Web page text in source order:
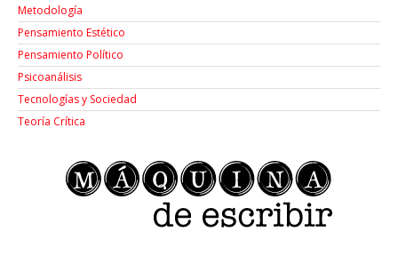
Metodología
Pensamiento Estético
Pensamiento Político
Psicoanálisis
Tecnologías y Sociedad
Teoría Crítica